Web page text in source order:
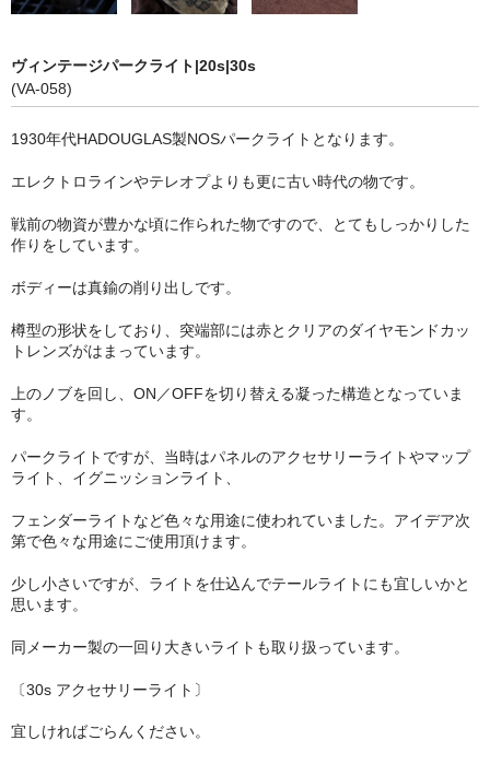
ヴィンテージパークライト|20s|30s
(VA-058)
1930年代HADOUGLAS製NOSパークライトとなります。
エレクトロラインやテレオプよりも更に古い時代の物です。
戦前の物資が豊かな頃に作られた物ですので、とてもしっかりした
作りをしています。
ボディーは真鍮の削り出しです。
樽型の形状をしており、突端部には赤とクリアのダイヤモンドカッ
トレンズがはまっています。
上のノブを回し、ON／OFFを切り替える凝った構造となっていま
す。
パークライトですが、当時はパネルのアクセサリーライトやマップ
ライト、イグニッションライト、
フェンダーライトなど色々な用途に使われていました。アイデア次
第で色々な用途にご使用頂けます。
少し小さいですが、ライトを仕込んでテールライトにも宜しいかと
思います。
同メーカー製の一回り大きいライトも取り扱っています。
〔30s アクセサリーライト〕
宜しければごらんください。